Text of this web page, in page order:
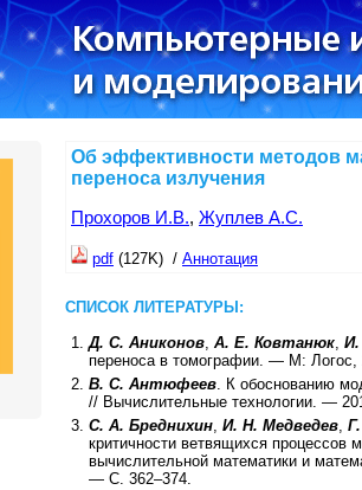
Об эффективности методов
переноса излучения
Прохоров И.В., Жуплев А.С.
pdf (127K) / Аннотация
СПИСОК ЛИТЕРАТУРЫ:
Д. С. Аниконов, А. Е. Ковтанюк, И.
переноса в томографии. — М : Логос,
B. C. Антюфеев. К обоснованию
// Вычислительные технологии. —
С. А. Бреднихин, И. Н. Медведев,
критичности ветвящихся процессов
вычислительной математики и
— С. 362–374.